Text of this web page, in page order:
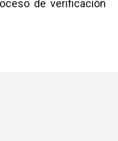
de verificación